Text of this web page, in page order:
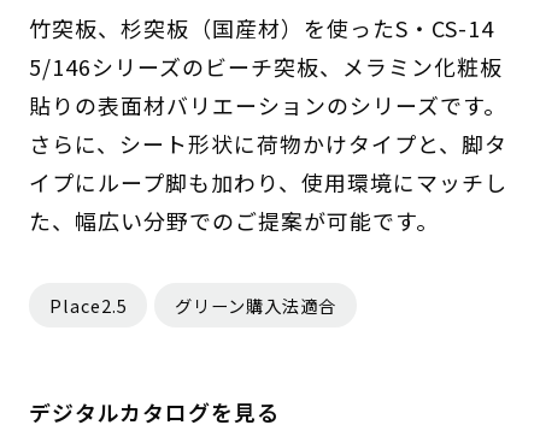
竹突板、杉突板（国産材）を使ったS・CS-14
5/146シリーズのビーチ突板、メラミン化粧板
貼りの表面材バリエーションのシリーズです。
さらに、シート形状に荷物かけタイプと、脚タ
イプにループ脚も加わり、使用環境にマッチし
た、幅広い分野でのご提案が可能です。
Place2.5 グリーン購入法適合
デジタルカタログを見る